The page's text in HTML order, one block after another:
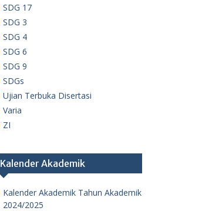
SDG 17
SDG 3
SDG 4
SDG 6
SDG 9
SDGs
Ujian Terbuka Disertasi
Varia
ZI
Kalender Akademik
Kalender Akademik Tahun Akademik
2024/2025